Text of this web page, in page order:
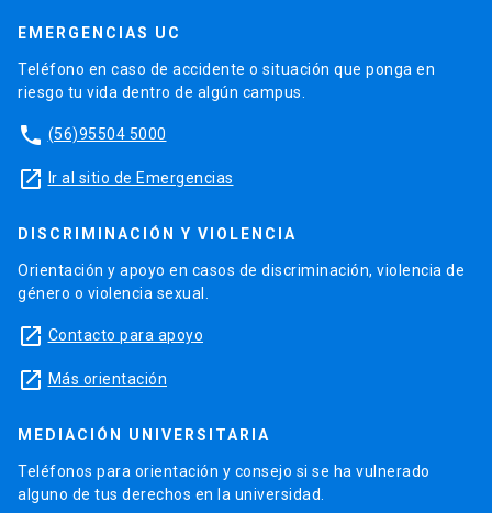
EMERGENCIAS UC
Teléfono en caso de accidente o situación que ponga en
riesgo tu vida dentro de algún campus.
phone (56)95504 5000
launch Ir al sitio de Emergencias
DISCRIMINACIÓN Y VIOLENCIA
Orientación y apoyo en casos de discriminación, violencia de
género o violencia sexual.
launch Contacto para apoyo
launch Más orientación
MEDIACIÓN UNIVERSITARIA
Teléfonos para orientación y consejo si se ha vulnerado
alguno de tus derechos en la universidad.